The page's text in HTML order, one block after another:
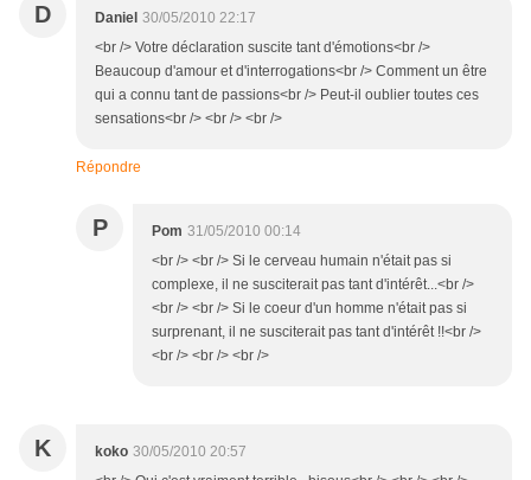
D Daniel 30/05/2010 22:17
<br /> Votre déclaration suscite tant d'émotions<br />
Beaucoup d'amour et d'interrogations<br /> Comment un être
qui a connu tant de passions<br /> Peut-il oublier toutes ces
sensations<br /> <br /> <br />
Répondre
P Pom 31/05/2010 00:14
<br /> <br /> Si le cerveau humain n'était pas si
complexe, il ne susciterait pas tant d'intérêt...<br />
<br /> <br /> Si le coeur d'un homme n'était pas si
surprenant, il ne susciterait pas tant d'intérêt !!<br />
<br /> <br /> <br />
K koko 30/05/2010 20:57